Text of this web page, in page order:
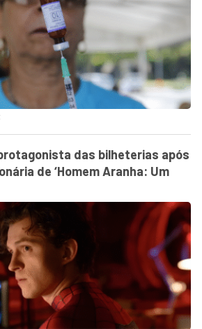
das bilheterias após
de ‘Homem Aranha: Um